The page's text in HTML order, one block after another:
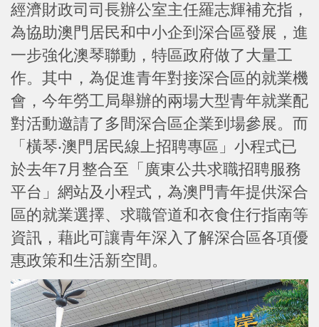
經濟財政司司長辦公室主任羅志輝補充指，
為協助澳門居民和中小企到深合區發展，進
一步強化澳琴聯動，特區政府做了大量工
作。其中，為促進青年對接深合區的就業機
會，今年勞工局舉辦的兩場大型青年就業配
對活動邀請了多間深合區企業到場參展。而
「橫琴‧澳門居民線上招聘專區」小程式已
於去年7月整合至「廣東公共求職招聘服務
平台」網站及小程式，為澳門青年提供深合
區的就業選擇、求職管道和衣食住行指南等
資訊，藉此可讓青年深入了解深合區各項優
惠政策和生活新空間。